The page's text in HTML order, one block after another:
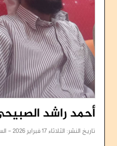
أحمد راشد
تاريخ النشر: الثلاثاء 17 فبراير 2026 - الساعة 10:56:39